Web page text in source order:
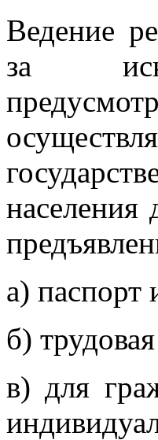
Ведение
за
населения
а) паспорт
б)
в) для